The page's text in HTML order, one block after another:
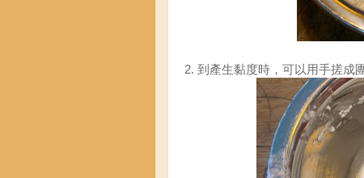
2. 到產生黏度時，可以用手搓成